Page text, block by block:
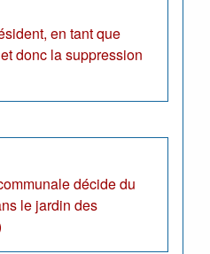
en tant que
donc la suppression
décide du
le jardin des